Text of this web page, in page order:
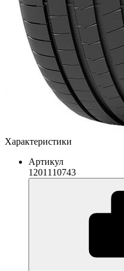
Характеристики
Артикул
1201110743